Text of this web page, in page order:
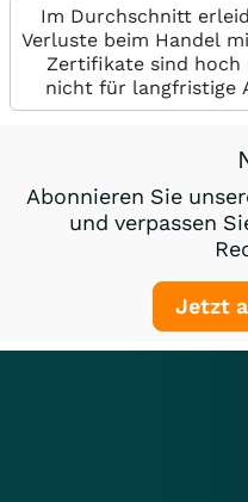
Im Durchschnitt
Verluste beim Handel
Zertifikate sind hoch
nicht für langfristige
Abonnieren Sie
und verpassen
Jetzt